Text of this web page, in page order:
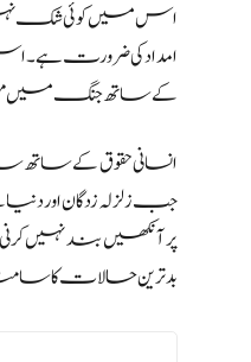
اس میں کوئی شک نہیں
کے ساتھ جنگ میں
انسانی حقوق کے ساتھ
جب زلزلہ زدگان اور
پر آنکھیں بند نہیں
بدترین حالات کا